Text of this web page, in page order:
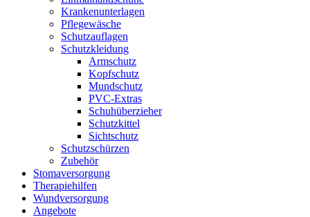
Krankenunterlagen
Pflegewäsche
Schutzauflagen
Schutzkleidung
Armschutz
Kopfschutz
Mundschutz
PVC-Extras
Schuhüberzieher
Schutzkittel
Sichtschutz
Schutzschürzen
Zubehör
Stomaversorgung
Therapiehilfen
Wundversorgung
Angebote